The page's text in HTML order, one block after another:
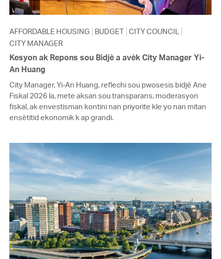
AFFORDABLE HOUSING BUDGET CITY COUNCIL
CITY MANAGER
Kesyon ak Repons sou Bidjè a avèk City Manager Yi-
An Huang
City Manager, Yi-An Huang, reflechi sou pwosesis bidjè Ane
Fiskal 2026 la, mete aksan sou transparans, moderasyon
fiskal, ak envestisman kontini nan priyorite kle yo nan mitan
ensètitid ekonomik k ap grandi.